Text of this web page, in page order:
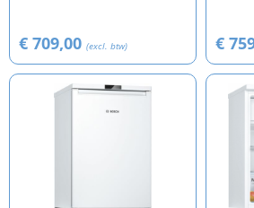
€ 709,00 (excl. btw) €